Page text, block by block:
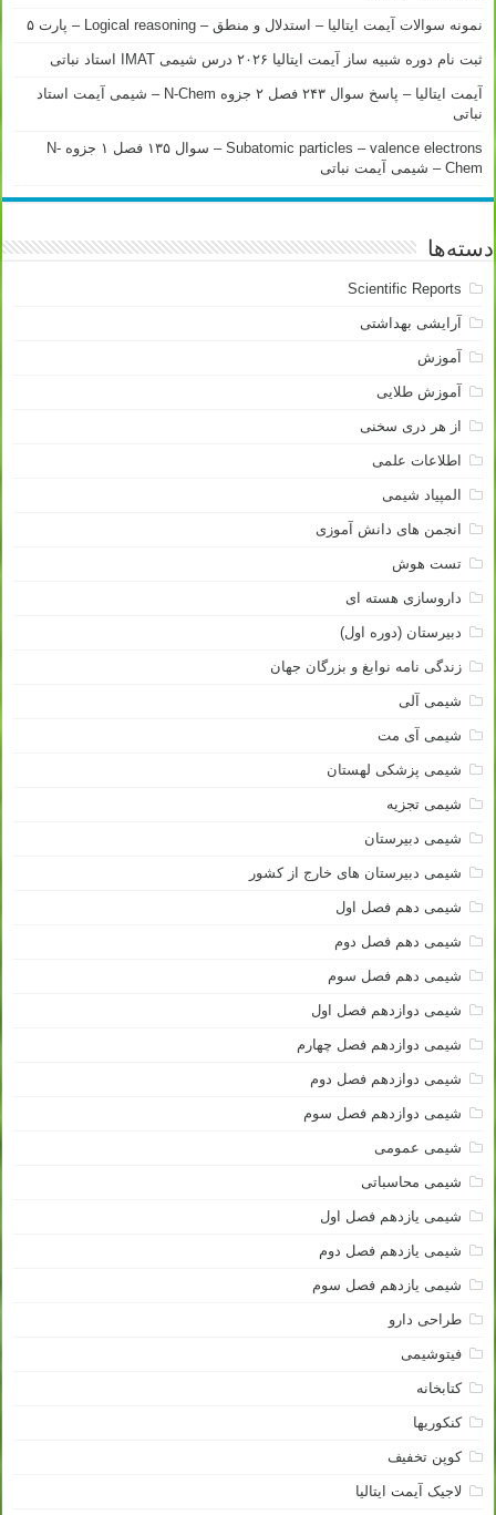
نمونه سوالات آیمت ایتالیا – استدلال و منطق – Logical reasoning – پارت ۵
ثبت نام دوره شبیه ساز آیمت ایتالیا ۲۰۲۶ درس شیمی IMAT استاد نباتی
آیمت ایتالیا – پاسخ سوال ۲۴۳ فصل ۲ جزوه N-Chem – شیمی آیمت استاد
نباتی
Subatomic particles – valence electrons – سوال ۱۳۵ فصل ۱ جزوه N-
Chem – شیمی آیمت نباتی
دسته‌ها
Scientific Reports
آرایشی بهداشتی
آموزش
آموزش طلایی
از هر دری سخنی
اطلاعات علمی
المپیاد شیمی
انجمن های دانش آموزی
تست هوش
داروسازی هسته ای
دبیرستان (دوره اول)
زندگی نامه نوابغ و بزرگان جهان
شیمی آلی
شیمی آی مت
شیمی پزشکی لهستان
شیمی تجزیه
شیمی دبیرستان
شیمی دبیرستان های خارج از کشور
شیمی دهم فصل اول
شیمی دهم فصل دوم
شیمی دهم فصل سوم
شیمی دوازدهم فصل اول
شیمی دوازدهم فصل چهارم
شیمی دوازدهم فصل دوم
شیمی دوازدهم فصل سوم
شیمی عمومی
شیمی محاسباتی
شیمی یازدهم فصل اول
شیمی یازدهم فصل دوم
شیمی یازدهم فصل سوم
طراحی دارو
فیتوشیمی
کتابخانه
کنکوریها
کوپن تخفیف
لاجیک آیمت ایتالیا